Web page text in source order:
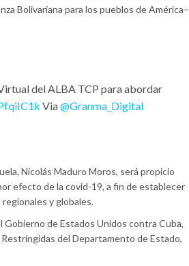
Bolivariana para los pueblos de América–
del ALBA TCP para abordar
Via@Granma_Digital
Nicolás Maduro Moros, será propicio
efecto de la covid-19, a fin de establecer
y globales.
Gobierno de Estados Unidos contra Cuba,
del Departamento de Estado,